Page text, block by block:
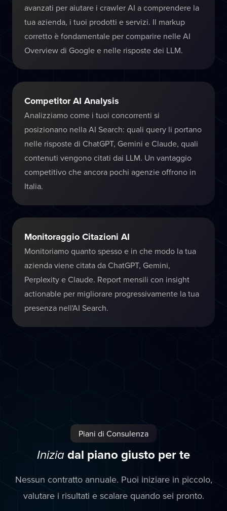
avanzati per aiutare i crawler AI a comprendere la
tua azienda, i tuoi prodotti e servizi. Il markup
corretto è fondamentale per comparire nelle AI
Overview di Google e nelle risposte dei LLM.
Competitor AI Analysis
Analizziamo come i tuoi concorrenti si
posizionano nella AI Search: quali query li portano
nelle risposte di ChatGPT, Gemini e Claude, quali
contenuti vengono citati dai LLM. Un vantaggio
competitivo che ancora pochi agenzie offrono in
Italia.
Monitoraggio Citazioni AI
Monitoriamo quanto spesso e in che modo la tua
azienda viene citata da ChatGPT, Gemini,
Perplexity e Claude. Report mensili con insight
actionable per migliorare progressivamente la tua
presenza nell'AI Search.
Piani di Consulenza
Inizia dal piano giusto per te
Nessun contratto annuale. Puoi iniziare in piccolo,
valutare i risultati e scalare quando sei pronto.